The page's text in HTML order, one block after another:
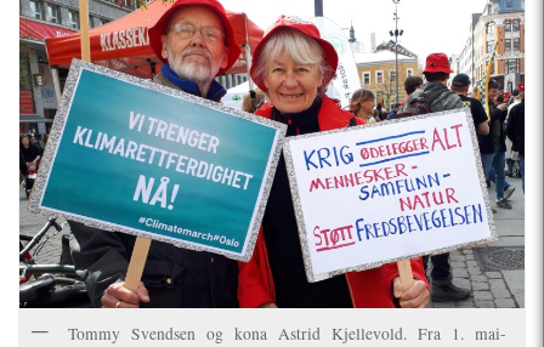
Tommy Svendsen og kona Astrid Kjellevold. Fra 1. mai-